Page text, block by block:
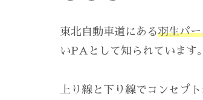
東北自動車道にある羽生パ
いPAとして知られています。
上り線と下り線でコンセプ